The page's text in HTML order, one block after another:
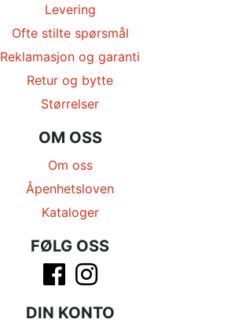
Levering
Ofte stilte spørsmål
Reklamasjon og garanti
Retur og bytte
Størrelser
OM OSS
Om oss
Åpenhetsloven
Kataloger
FØLG OSS
DIN KONTO